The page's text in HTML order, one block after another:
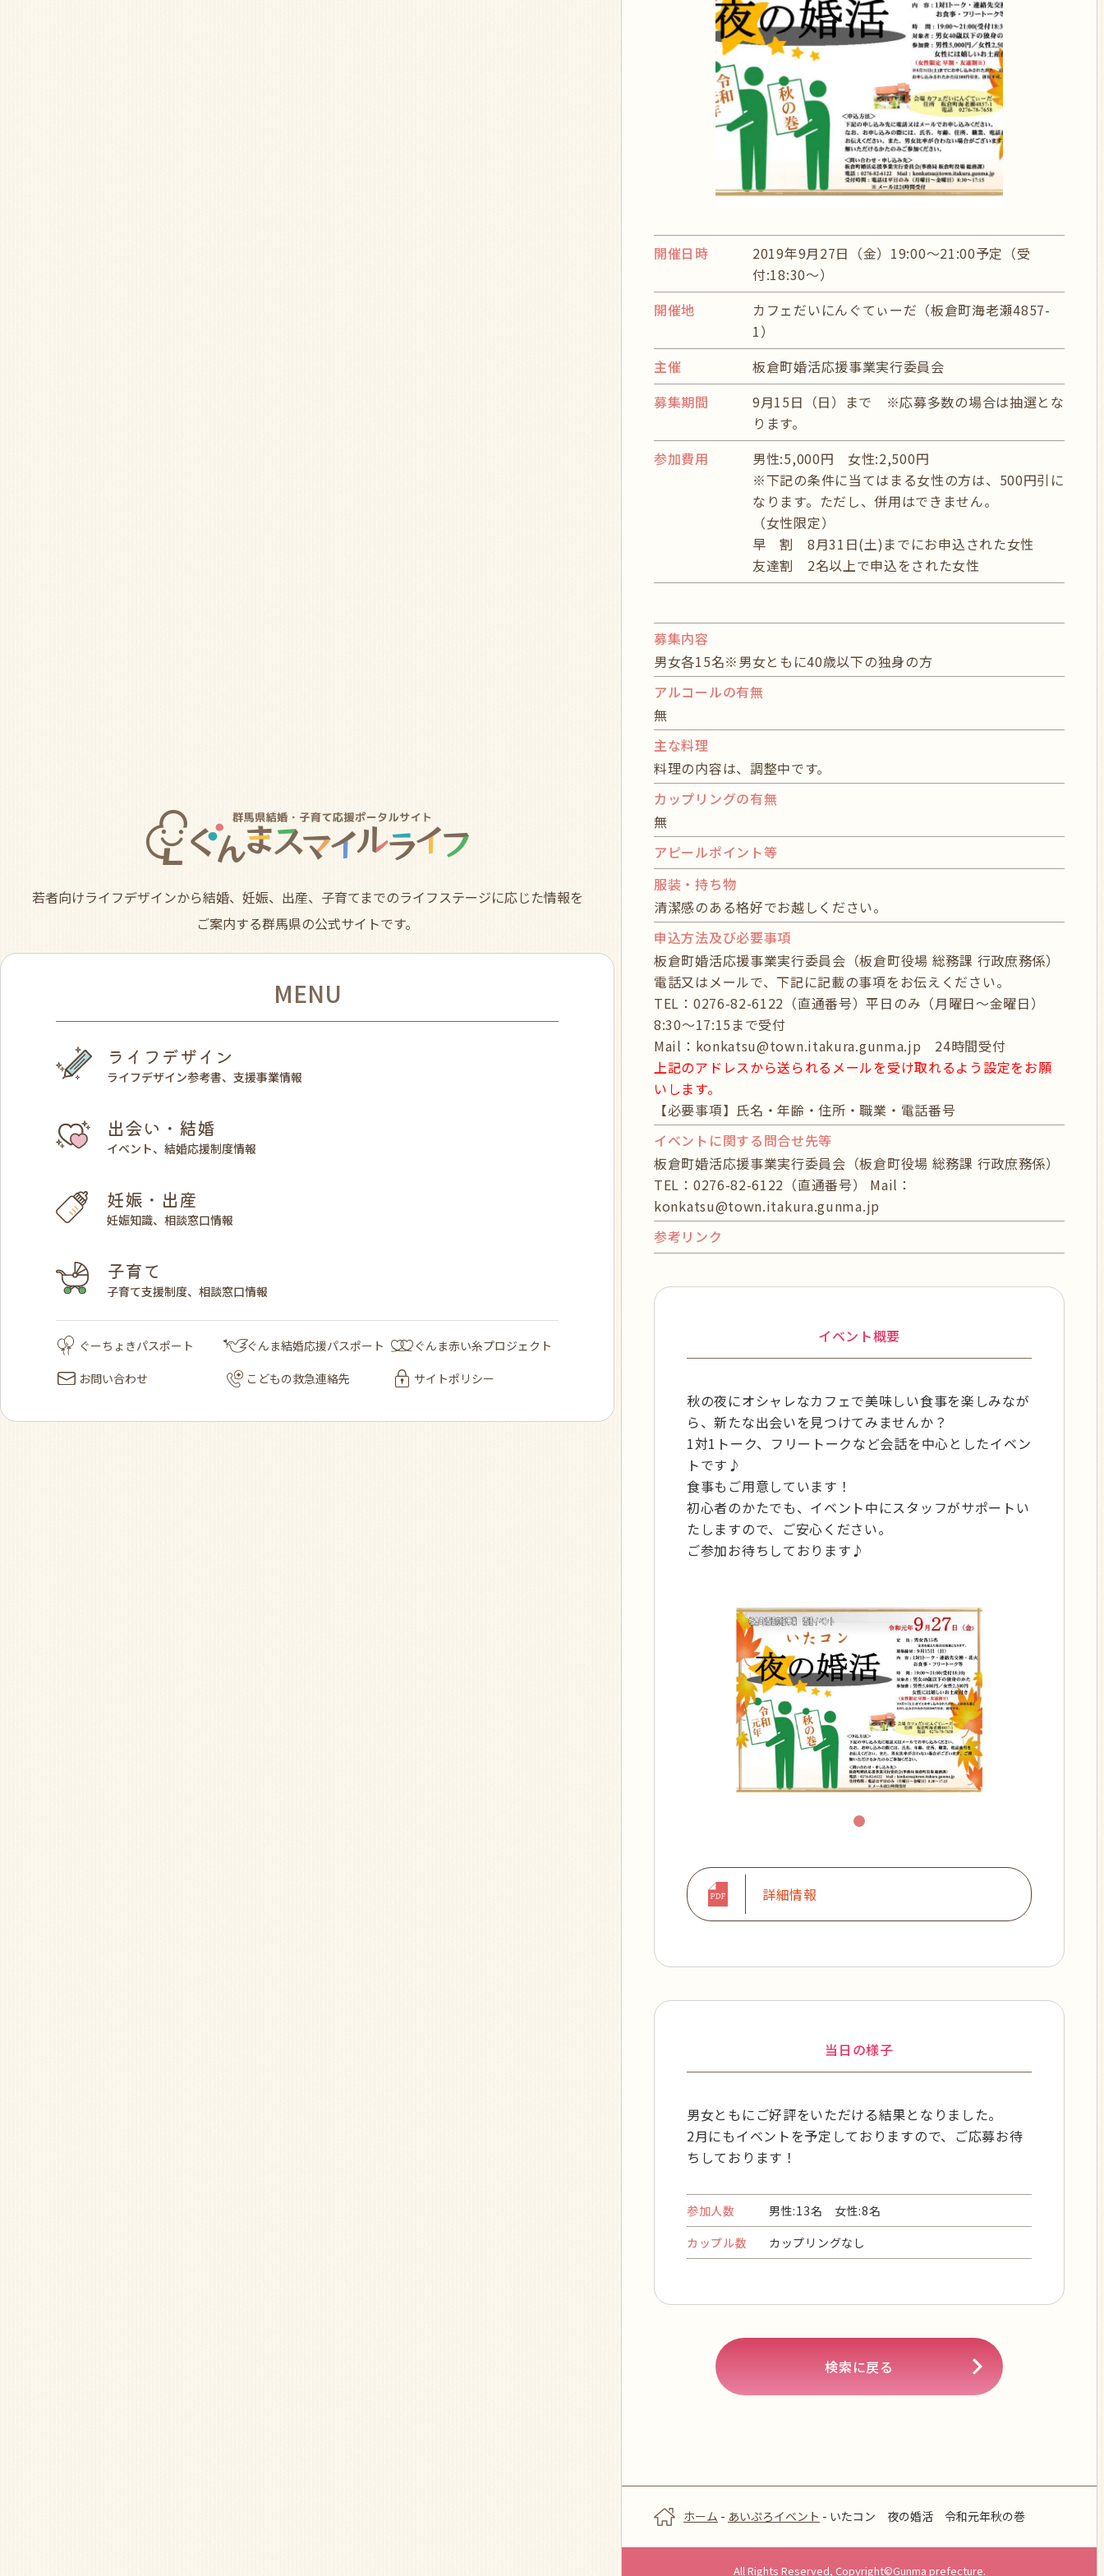
若者向けライフデザインから結婚、妊娠、出産、子育てまでのライフステージに応じた情報を
ご案内する群馬県の公式サイトです。
MENU
ライフデザイン
ライフデザイン参考書、支援事業情報
出会い・結婚
イベント、結婚応援制度情報
妊娠・出産
妊娠知識、相談窓口情報
子育て
子育て支援制度、相談窓口情報
ぐーちょきパスポート ぐんま結婚応援パスポート
ぐんま赤い糸プロジェクト
お問い合わせ
こどもの救急連絡先 サイトポリシー
開催日時
2019年9月27日（金）19:00～21:00予定（受
付:18:30～）
開催地
カフェだいにんぐてぃーだ（板倉町海老瀬4857-
1）
主催
板倉町婚活応援事業実行委員会
募集期間
9月15日（日）まで ※応募多数の場合は抽選とな
ります。
参加費用
男性:5,000円 女性:2,500円
※下記の条件に当てはまる女性の方は、500円引に
なります。ただし、併用はできません。
（女性限定）
早 割 8月31日(土)までにお申込された女性
友達割 2名以上で申込をされた女性
募集内容
男女各15名※男女ともに40歳以下の独身の方
アルコールの有無
無
主な料理
料理の内容は、調整中です。
カップリングの有無
無
アピールポイント等
服装・持ち物
清潔感のある格好でお越しください。
申込方法及び必要事項
板倉町婚活応援事業実行委員会（板倉町役場 総務課 行政庶務係）
電話又はメールで、下記に記載の事項をお伝えください。
TEL：0276-82-6122（直通番号）平日のみ（月曜日～金曜日）
8:30～17:15まで受付
Mail：konkatsu@town.itakura.gunma.jp 24時間受付
上記のアドレスから送られるメールを受け取れるよう設定をお願
いします。
【必要事項】氏名・年齢・住所・職業・電話番号
イベントに関する問合せ先等
板倉町婚活応援事業実行委員会（板倉町役場 総務課 行政庶務係）
TEL：0276-82-6122（直通番号） Mail：
konkatsu@town.itakura.gunma.jp
参考リンク
イベント概要
秋の夜にオシャレなカフェで美味しい食事を楽しみなが
ら、新たな出会いを見つけてみませんか？
1対1トーク、フリートークなど会話を中心としたイベン
トです♪
食事もご用意しています！
初心者のかたでも、イベント中にスタッフがサポートい
たしますので、ご安心ください。
ご参加お待ちしております♪
詳細情報
当日の様子
男女ともにご好評をいただける結果となりました。
2月にもイベントを予定しておりますので、ご応募お待
ちしております！
参加人数
男性:13名 女性:8名
カップル数
カップリングなし
検索に戻る
ホーム - あいぷろイベント - いたコン 夜の婚活 令和元年秋の巻
All Rights Reserved, Copyright©Gunma prefecture.